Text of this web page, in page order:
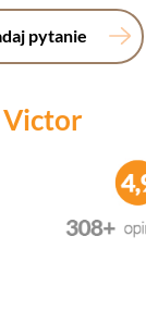
pytanie
Victor